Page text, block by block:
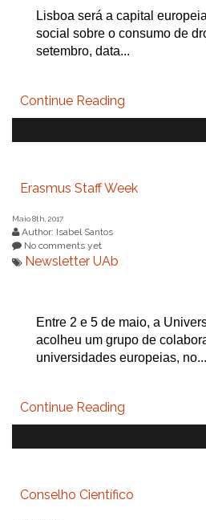
Lisboa será a capital
social sobre o consumo de
setembro, data...
Continue Reading
Erasmus Staff Week
Maio 8th, 2017
Author: Isabel Santos
No comments yet
Newsletter UAb
Entre 2 e 5 de maio, a
acolheu um grupo de
universidades europeias, no...
Continue Reading
Conselho Científico